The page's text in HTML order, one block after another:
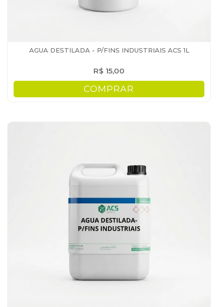
AGUA DESTILADA - P/FINS INDUSTRIAIS ACS 1L
R$ 15,00
COMPRAR